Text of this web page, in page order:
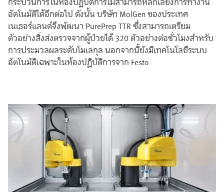
อัตโนมัติได้อีกต่อไป ดังนั้น บริษัท MolGen ของประเทศ
เนเธอร์แลนด์จึงพัฒนา PurePrep TTR ซึ่งสามารถเตรียม
ตัวอย่างสิ่งส่งตรวจจากผู้ป่วยได้ 320 ตัวอย่างต่อชั่วโมงสำหรับ
การประมวลผลระดับโมเลกุล นอกจากนี้ยังมีเทคโนโลยีระบบ
อัตโนมัติเฉพาะในห้องปฏิบัติการจาก Festo